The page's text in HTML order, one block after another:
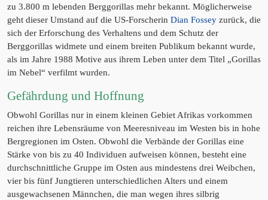
zu 3.800 m lebenden Berggorillas mehr bekannt. Möglicherweise
geht dieser Umstand auf die US-Forscherin Dian Fossey zurück, die
sich der Erforschung des Verhaltens und dem Schutz der
Berggorillas widmete und einem breiten Publikum bekannt wurde,
als im Jahre 1988 Motive aus ihrem Leben unter dem Titel „Gorillas
im Nebel“ verfilmt wurden.
Gefährdung und Hoffnung
Obwohl Gorillas nur in einem kleinen Gebiet Afrikas vorkommen
reichen ihre Lebensräume von Meeresniveau im Westen bis in hohe
Bergregionen im Osten. Obwohl die Verbände der Gorillas eine
Stärke von bis zu 40 Individuen aufweisen können, besteht eine
durchschnittliche Gruppe im Osten aus mindestens drei Weibchen,
vier bis fünf Jungtieren unterschiedlichen Alters und einem
ausgewachsenen Männchen, die man wegen ihres silbrig